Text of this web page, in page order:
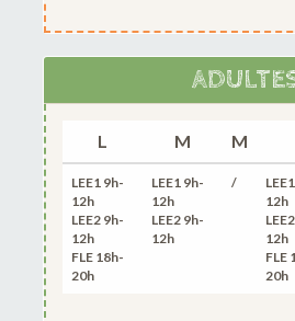
L M M
LEE1 9h-
12h
LEE2 9h-
12h
FLE 18h-
20h
LEE1 9h-
12h
LEE2 9h-
12h
/
12h
12h
FLE
20h